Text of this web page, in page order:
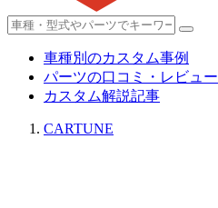
車種別のカスタム事例
パーツの口コミ・レビュー
カスタム解説記事
CARTUNE